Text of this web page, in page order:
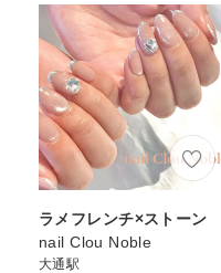
ラメフレンチ×ストーン
nail Clou Noble
大通駅